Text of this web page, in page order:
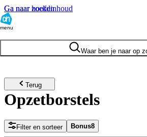
Ga naar hoofdinhoud
Ga naar zoeken
menu
Waar ben je naar op
Terug
Opzetborstels
Filter en sorteer Bonus8